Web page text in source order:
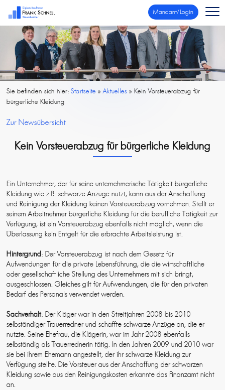
Mandant/Login
Sie befinden sich hier:Startseite »Aktuelles »Kein Vorsteuerabzug für
bürgerliche Kleidung
Zur Newsübersicht
Kein Vorsteuerabzug für bürgerliche Kleidung
Ein Unternehmer, der für seine unternehmerische Tätigkeit bürgerliche
Kleidung wie z.B. schwarze Anzüge nutzt, kann aus der Anschaffung
und Reinigung der Kleidung keinen Vorsteuerabzug vornehmen. Stellt er
seinem Arbeitnehmer bürgerliche Kleidung für die berufliche Tätigkeit zur
Verfügung, ist ein Vorsteuerabzug ebenfalls nicht möglich, wenn die
Überlassung kein Entgelt für die erbrachte Arbeitsleistung ist.
Hintergrund: Der Vorsteuerabzug ist nach dem Gesetz für
Aufwendungen für die private Lebensführung, die die wirtschaftliche
oder gesellschaftliche Stellung des Unternehmers mit sich bringt,
ausgeschlossen. Gleiches gilt für Aufwendungen, die für den privaten
Bedarf des Personals verwendet werden.
Sachverhalt: Der Kläger war in den Streitjahren 2008 bis 2010
selbständiger Trauerredner und schaffte schwarze Anzüge an, die er
nutzte. Seine Ehefrau, die Klägerin, war im Jahr 2008 ebenfalls
selbständig als Trauerrednerin tätig. In den Jahren 2009 und 2010 war
sie bei ihrem Ehemann angestellt, der ihr schwarze Kleidung zur
Verfügung stellte. Die Vorsteuer aus der Anschaffung der schwarzen
Kleidung sowie aus den Reinigungskosten erkannte das Finanzamt nicht
an.